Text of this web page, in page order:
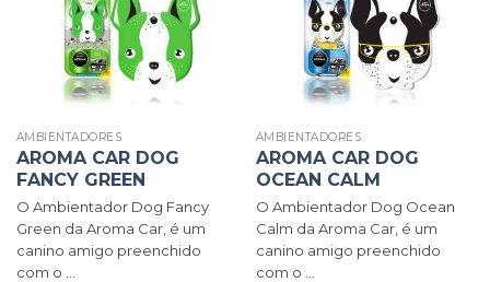
AMBIENTADORES
AROMA CAR DOG
FANCY GREEN
O Ambientador Dog Fancy
Green da Aroma Car, é um
canino amigo preenchido
com o ...
AMBIENTADORES
AROMA CAR DOG
OCEAN CALM
O Ambientador Dog Ocean
Calm da Aroma Car, é um
canino amigo preenchido
com o ...